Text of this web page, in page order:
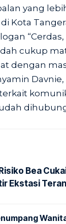
yang
Kota
“Cerdas,
cukup
dengan
Bea
Ekstasi